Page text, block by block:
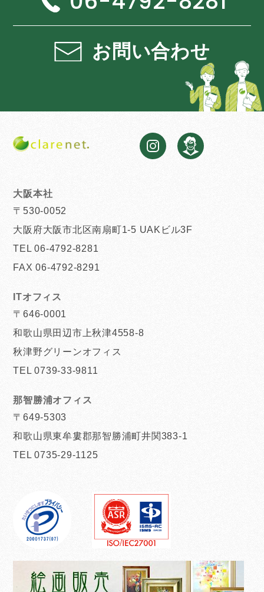
お問い合わせ
大阪本社
〒530-0052
大阪府大阪市北区南扇町1-5 UAKビル3F
TEL 06-4792-8281
FAX 06-4792-8291
ITオフィス
〒646-0001
和歌山県田辺市上秋津4558-8
秋津野グリーンオフィス
TEL 0739-33-9811
那智勝浦オフィス
〒649-5303
和歌山県東牟婁郡那智勝浦町井関383-1
TEL 0735-29-1125